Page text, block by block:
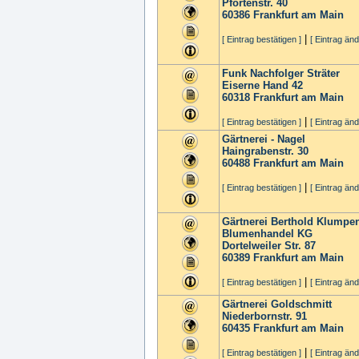
Pfortenstr. 40
60386 Frankfurt am Main
[ Eintrag bestätigen ] [ Eintrag
Funk Nachfolger Sträter
Eiserne Hand 42
60318 Frankfurt am Main
[ Eintrag bestätigen ] [ Eintrag
Gärtnerei - Nagel
Haingrabenstr. 30
60488 Frankfurt am Main
[ Eintrag bestätigen ] [ Eintrag
Gärtnerei Berthold
Blumenhandel KG
Dortelweiler Str. 87
60389 Frankfurt am Main
[ Eintrag bestätigen ] [ Eintrag
Gärtnerei Goldschmitt
Niederbornstr. 91
60435 Frankfurt am Main
[ Eintrag bestätigen ] [ Eintrag